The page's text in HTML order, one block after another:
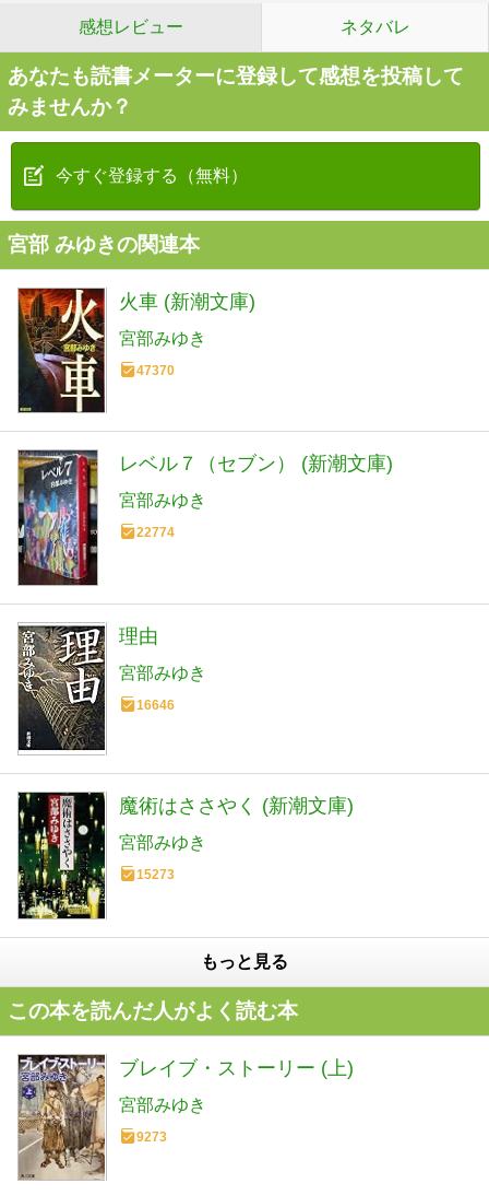
感想レビュー ネタバレ
あなたも読書メーターに登録して感想を投稿して
みませんか？
今すぐ登録する（無料）
宮部 みゆきの関連本
火車 (新潮文庫)
宮部みゆき
47370
レベル７（セブン） (新潮文庫)
宮部みゆき
22774
理由
宮部みゆき
16646
魔術はささやく (新潮文庫)
宮部みゆき
15273
もっと見る
この本を読んだ人がよく読む本
ブレイブ・ストーリー (上)
宮部みゆき
9273